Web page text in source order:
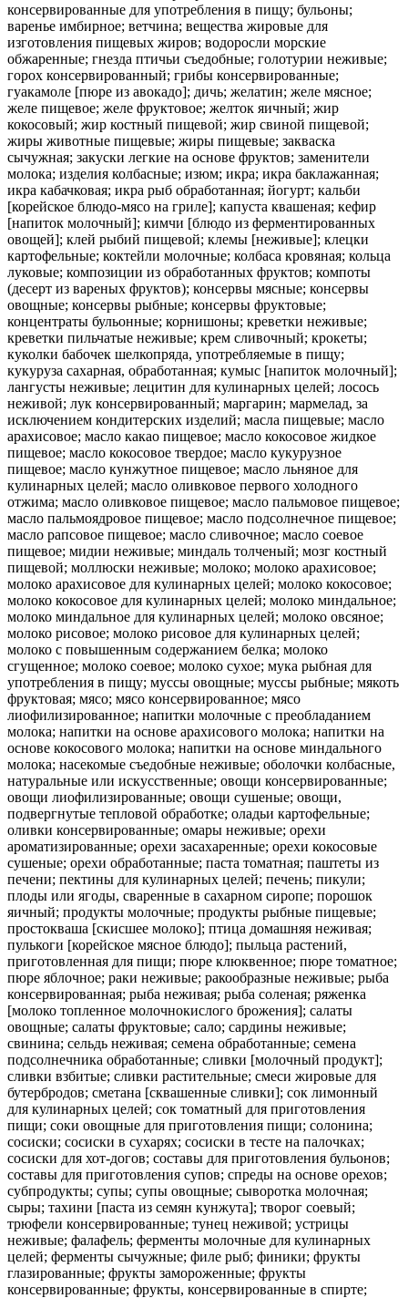
консервированные для употребления в пищу; бульоны;
варенье имбирное; ветчина; вещества жировые для
изготовления пищевых жиров; водоросли морские
обжаренные; гнезда птичьи съедобные; голотурии неживые;
горох консервированный; грибы консервированные;
гуакамоле [пюре из авокадо]; дичь; желатин; желе мясное;
желе пищевое; желе фруктовое; желток яичный; жир
кокосовый; жир костный пищевой; жир свиной пищевой;
жиры животные пищевые; жиры пищевые; закваска
сычужная; закуски легкие на основе фруктов; заменители
молока; изделия колбасные; изюм; икра; икра баклажанная;
икра кабачковая; икра рыб обработанная; йогурт; кальби
[корейское блюдо-мясо на гриле]; капуста квашеная; кефир
[напиток молочный]; кимчи [блюдо из ферментированных
овощей]; клей рыбий пищевой; клемы [неживые]; клецки
картофельные; коктейли молочные; колбаса кровяная; кольца
луковые; композиции из обработанных фруктов; компоты
(десерт из вареных фруктов); консервы мясные; консервы
овощные; консервы рыбные; консервы фруктовые;
концентраты бульонные; корнишоны; креветки неживые;
креветки пильчатые неживые; крем сливочный; крокеты;
куколки бабочек шелкопряда, употребляемые в пищу;
кукуруза сахарная, обработанная; кумыс [напиток молочный];
лангусты неживые; лецитин для кулинарных целей; лосось
неживой; лук консервированный; маргарин; мармелад, за
исключением кондитерских изделий; масла пищевые; масло
арахисовое; масло какао пищевое; масло кокосовое жидкое
пищевое; масло кокосовое твердое; масло кукурузное
пищевое; масло кунжутное пищевое; масло льняное для
кулинарных целей; масло оливковое первого холодного
отжима; масло оливковое пищевое; масло пальмовое пищевое;
масло пальмоядровое пищевое; масло подсолнечное пищевое;
масло рапсовое пищевое; масло сливочное; масло соевое
пищевое; мидии неживые; миндаль толченый; мозг костный
пищевой; моллюски неживые; молоко; молоко арахисовое;
молоко арахисовое для кулинарных целей; молоко кокосовое;
молоко кокосовое для кулинарных целей; молоко миндальное;
молоко миндальное для кулинарных целей; молоко овсяное;
молоко рисовое; молоко рисовое для кулинарных целей;
молоко с повышенным содержанием белка; молоко
сгущенное; молоко соевое; молоко сухое; мука рыбная для
употребления в пищу; муссы овощные; муссы рыбные; мякоть
фруктовая; мясо; мясо консервированное; мясо
лиофилизированное; напитки молочные с преобладанием
молока; напитки на основе арахисового молока; напитки на
основе кокосового молока; напитки на основе миндального
молока; насекомые съедобные неживые; оболочки колбасные,
натуральные или искусственные; овощи консервированные;
овощи лиофилизированные; овощи сушеные; овощи,
подвергнутые тепловой обработке; оладьи картофельные;
оливки консервированные; омары неживые; орехи
ароматизированные; орехи засахаренные; орехи кокосовые
сушеные; орехи обработанные; паста томатная; паштеты из
печени; пектины для кулинарных целей; печень; пикули;
плоды или ягоды, сваренные в сахарном сиропе; порошок
яичный; продукты молочные; продукты рыбные пищевые;
простокваша [скисшее молоко]; птица домашняя неживая;
пулькоги [корейское мясное блюдо]; пыльца растений,
приготовленная для пищи; пюре клюквенное; пюре томатное;
пюре яблочное; раки неживые; ракообразные неживые; рыба
консервированная; рыба неживая; рыба соленая; ряженка
[молоко топленное молочнокислого брожения]; салаты
овощные; салаты фруктовые; сало; сардины неживые;
свинина; сельдь неживая; семена обработанные; семена
подсолнечника обработанные; сливки [молочный продукт];
сливки взбитые; сливки растительные; смеси жировые для
бутербродов; сметана [сквашенные сливки]; сок лимонный
для кулинарных целей; сок томатный для приготовления
пищи; соки овощные для приготовления пищи; солонина;
сосиски; сосиски в сухарях; сосиски в тесте на палочках;
сосиски для хот-догов; составы для приготовления бульонов;
составы для приготовления супов; спреды на основе орехов;
субпродукты; супы; супы овощные; сыворотка молочная;
сыры; тахини [паста из семян кунжута]; творог соевый;
трюфели консервированные; тунец неживой; устрицы
неживые; фалафель; ферменты молочные для кулинарных
целей; ферменты сычужные; филе рыб; финики; фрукты
глазированные; фрукты замороженные; фрукты
консервированные; фрукты, консервированные в спирте;